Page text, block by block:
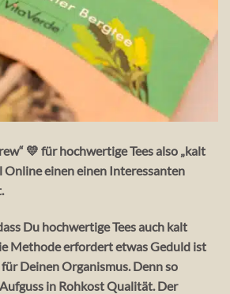
💛 für hochwertige Tees also „kalt
Online einen einen Interessanten
Du hochwertige Tees auch kalt
Methode erfordert etwas Geduld ist
Deinen Organismus. Denn so
in Rohkost Qualität. Der